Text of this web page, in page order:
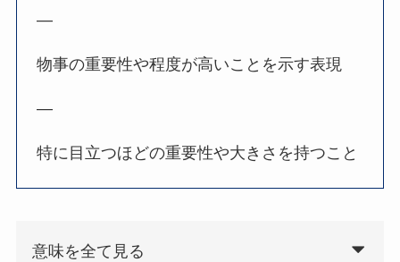
—
物事の重要性や程度が高いことを示す表現
—
特に目立つほどの重要性や大きさを持つこと
意味を全て見る